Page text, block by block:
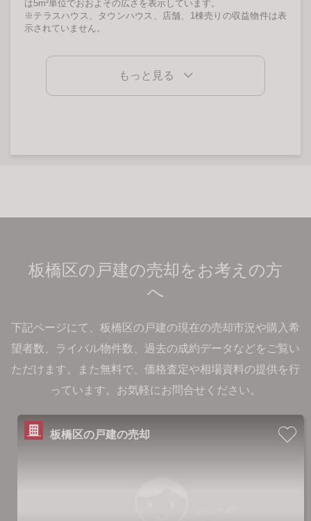
は5m²単位でおおよその広さを表示しています。
※テラスハウス、タウンハウス、店舗、1棟売りの収益物件は表
示されていません。
もっと見る
板橋区の戸建の売却をお考えの方
へ
下記ページにて、板橋区の戸建の現在の売却市況や購入希
望者数、ライバル物件数、過去の成約データなどをご覧い
ただけます。
また無料で、価格査定や相場資料の提供を行
っています。お気軽にお問合せください。
板橋区の戸建の売却